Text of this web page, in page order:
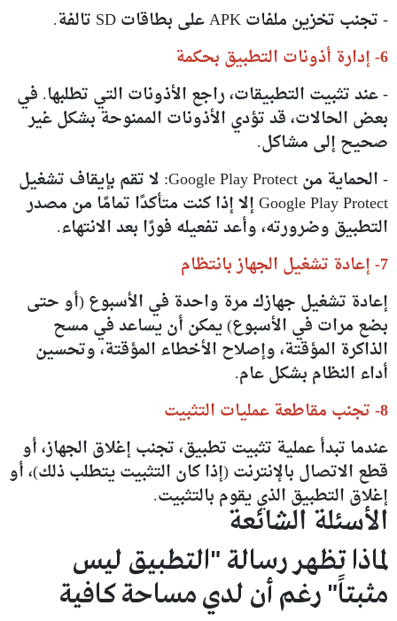
- تجنب تخزين ملفات APK على بطاقات SD تالفة.
6- إدارة أذونات التطبيق بحكمة
- عند تثبيت التطبيقات، راجع الأذونات التي تطلبها. في
بعض الحالات، قد تؤدي الأذونات الممنوحة بشكل غير
صحيح إلى مشاكل.
- الحماية من Google Play Protect: لا تقم بإيقاف تشغيل
Google Play Protect إلا إذا كنت متأكدًا تمامًا من مصدر
التطبيق وضرورته، وأعد تفعيله فورًا بعد الانتهاء.
7- إعادة تشغيل الجهاز بانتظام
إعادة تشغيل جهازك مرة واحدة في الأسبوع (أو حتى
بضع مرات في الأسبوع) يمكن أن يساعد في مسح
الذاكرة المؤقتة، وإصلاح الأخطاء المؤقتة، وتحسين
أداء النظام بشكل عام.
8- تجنب مقاطعة عمليات التثبيت
عندما تبدأ عملية تثبيت تطبيق، تجنب إغلاق الجهاز، أو
قطع الاتصال بالإنترنت (إذا كان التثبيت يتطلب ذلك)، أو
إغلاق التطبيق الذي يقوم بالتثبيت.
الأسئلة الشائعة
لماذا تظهر رسالة "التطبيق ليس
مثبتاً" رغم أن لدي مساحة كافية